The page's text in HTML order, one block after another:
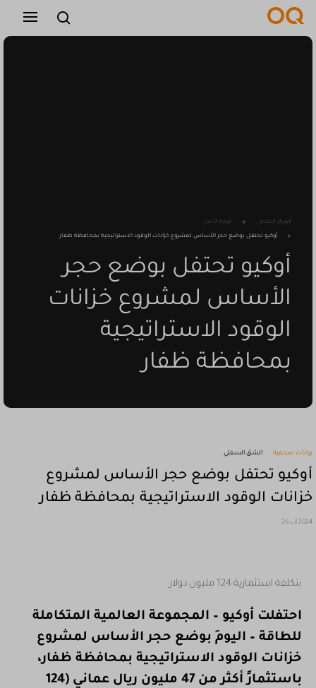
عربي
المركز الإعلامي غرفة الأخبار
أوكيو تحتفل بوضع حجر الأساس لمشروع خزانات الوقود الاستراتيجية بمحافظة ظفار
أوكيو تحتفل بوضع حجر
الأساس لمشروع خزانات
الوقود الاستراتيجية
بمحافظة ظفار
بيانات صحفية الشق السفلي
أوكيو تحتفل بوضع حجر الأساس لمشروع
خزانات الوقود الاستراتيجية بمحافظة ظفار
2024 آب 26
بتكلفة استثمارية 124 مليون دولار
احتفلت أوكيو – المجموعة العالمية المتكاملة
للطاقة – اليومَ بوضع حجر الأساس لمشروع
خزانات الوقود الاستراتيجية بمحافظة ظفار،
باستثمارٍ أكثر من 47 مليون ريال عماني (124